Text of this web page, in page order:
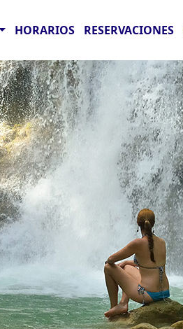
HORARIOS RESERVACIONES